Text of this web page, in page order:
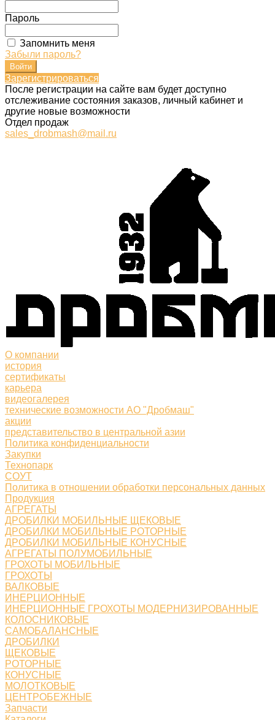
Пароль
Запомнить меня
Забыли пароль?
Зарегистрироваться
После регистрации на сайте вам будет доступно
отслеживание состояния заказов, личный кабинет и
другие новые возможности
Отдел продаж
sales_drobmash@mail.ru
О компании
история
сертификаты
карьера
видеогалерея
технические возможности АО "Дробмаш"
акции
представительство в центральной азии
Политика конфиденциальности
Закупки
Технопарк
СОУТ
Политика в отношении обработки персональных данных
Продукция
АГРЕГАТЫ
ДРОБИЛКИ МОБИЛЬНЫЕ ЩЕКОВЫЕ
ДРОБИЛКИ МОБИЛЬНЫЕ РОТОРНЫЕ
ДРОБИЛКИ МОБИЛЬНЫЕ КОНУСНЫЕ
АГРЕГАТЫ ПОЛУМОБИЛЬНЫЕ
ГРОХОТЫ МОБИЛЬНЫЕ
ГРОХОТЫ
ВАЛКОВЫЕ
ИНЕРЦИОННЫЕ
ИНЕРЦИОННЫЕ ГРОХОТЫ МОДЕРНИЗИРОВАННЫЕ
КОЛОСНИКОВЫЕ
САМОБАЛАНСНЫЕ
ДРОБИЛКИ
ЩЕКОВЫЕ
РОТОРНЫЕ
КОНУСНЫЕ
МОЛОТКОВЫЕ
ЦЕНТРОБЕЖНЫЕ
Запчасти